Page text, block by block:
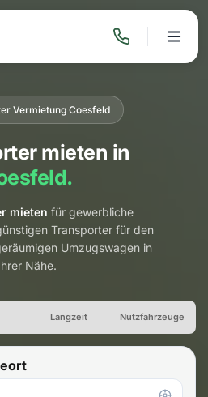
Vermietung Coesfeld
mieten in
mieten für gewerbliche
Transporter für den
Umzugswagen in
Nähe.
Langzeit Nutzfahrzeuge